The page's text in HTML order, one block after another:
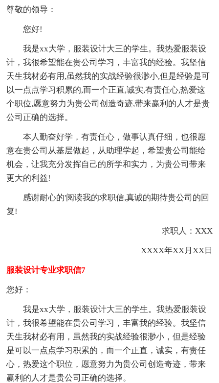
尊敬的领导：
您好!
我是xx大学，服装设计大三的学生。我热爱服装设
计，我很希望能在贵公司学习，丰富我的经验。我坚信
天生我材必有用,虽然我的实战经验很渺小,但是经验是可
以一点点学习积累的,而一个正直,诚实,有责任心,热爱这
个职位,愿意努力为贵公司创造奇迹,带来赢利的人才是贵
公司正确的选择。
本人勤奋好学，有责任心，做事认真仔细，也很愿
意在贵公司从基层做起，从助理学起，希望贵公司能给
机会，让我充分发挥自己的所学和实力，为贵公司带来
更大的利益!
感谢耐心的'阅读我的求职信,真诚的期待贵公司的回
复!
求职人：XXX
XXXX年XX月XX日
服装设计专业求职信7
您好：
我是xx大学，服装设计大三的学生。我热爱服装设
计，我很希望能在贵公司学习，丰富我的经验。我坚信
天生我材必有用，虽然我的实战经验很渺小，但是经验
是可以一点点学习积累的，而一个正直，诚实，有责任
心，热爱这个职位，愿意努力为贵公司创造奇迹，带来
赢利的人才是贵公司正确的选择。